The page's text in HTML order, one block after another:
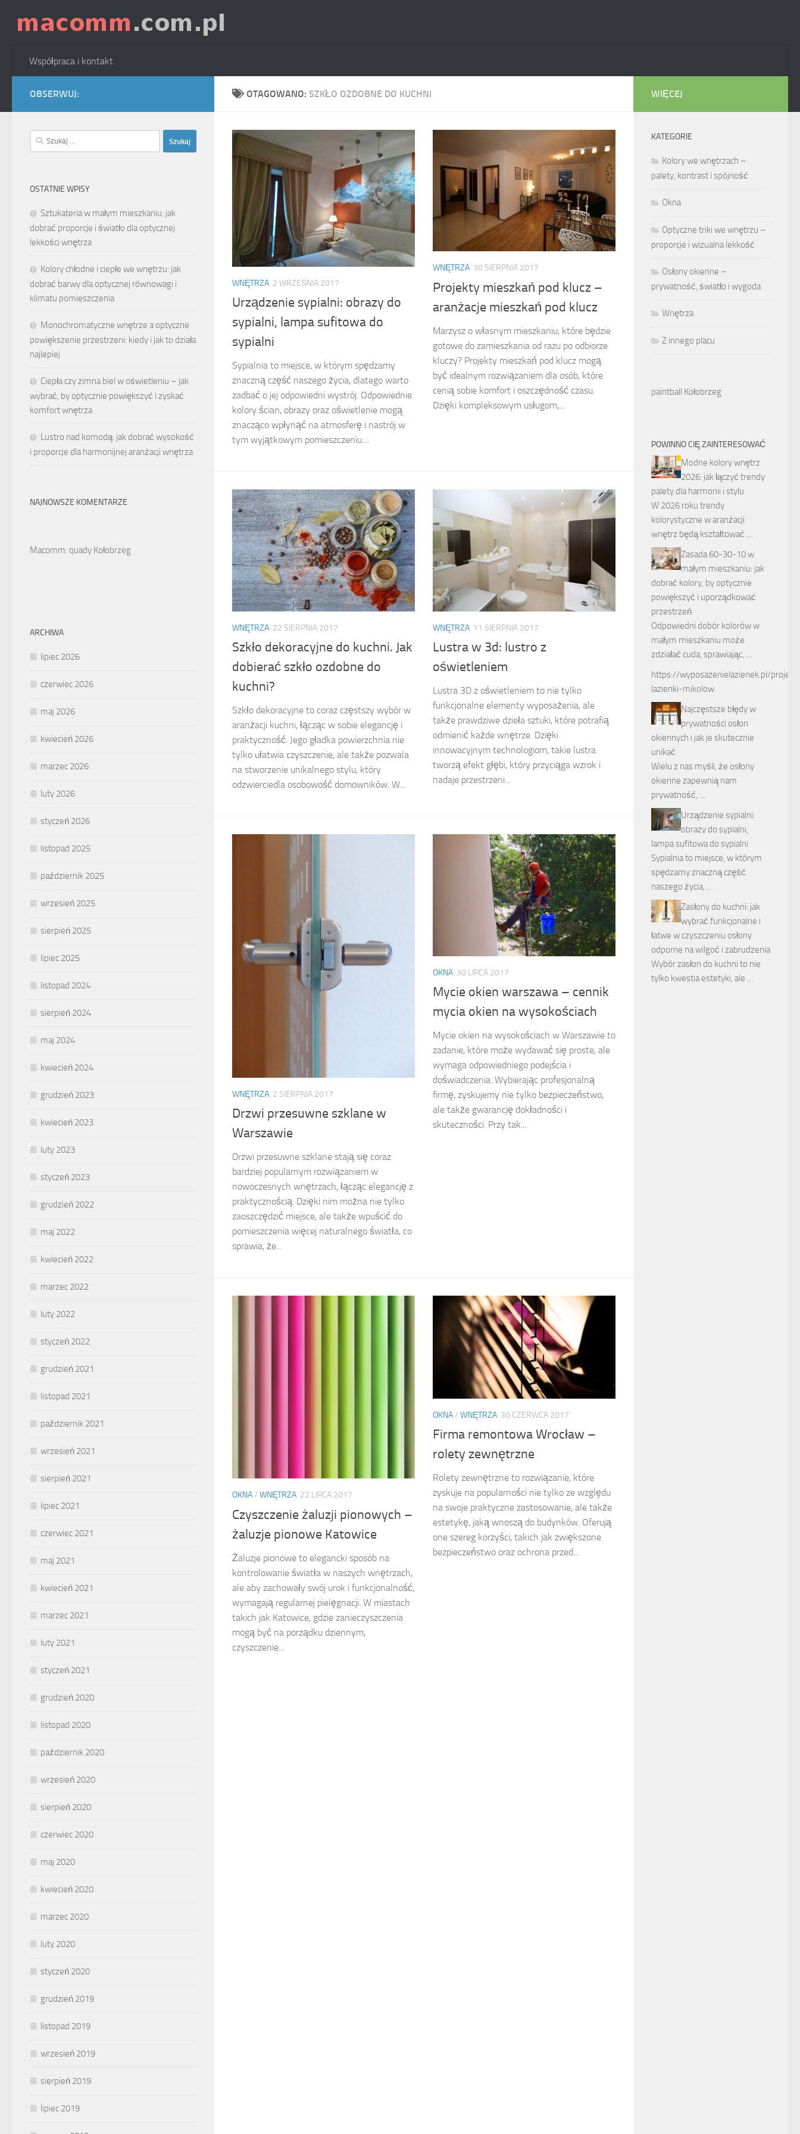
Skip to content
Współpraca i kontakt
OTAGOWANO: SZKŁO OZDOBNE DO KUCHNI
WNĘTRZA 2 WRZEŚNIA 2017
Urządzenie sypialni: obrazy do
sypialni, lampa sufitowa do
sypialni
Sypialnia to miejsce, w którym spędzamy
znaczną część naszego życia, dlatego warto
zadbać o jej odpowiedni wystrój. Odpowiednie
kolory ścian, obrazy oraz oświetlenie mogą
znacząco wpłynąć na atmosferę i nastrój w
tym wyjątkowym pomieszczeniu....
WNĘTRZA 30 SIERPNIA 2017
Projekty mieszkań pod klucz –
aranżacje mieszkań pod klucz
Marzysz o własnym mieszkaniu, które będzie
gotowe do zamieszkania od razu po odbiorze
kluczy? Projekty mieszkań pod klucz mogą
być idealnym rozwiązaniem dla osób, które
cenią sobie komfort i oszczędność czasu.
Dzięki kompleksowym usługom,...
WNĘTRZA 22 SIERPNIA 2017
Szkło dekoracyjne do kuchni. Jak
dobierać szkło ozdobne do
kuchni?
Szkło dekoracyjne to coraz częstszy wybór w
aranżacji kuchni, łącząc w sobie elegancję i
praktyczność. Jego gładka powierzchnia nie
tylko ułatwia czyszczenie, ale także pozwala
na stworzenie unikalnego stylu, który
odzwierciedla osobowość domowników. W...
WNĘTRZA 11 SIERPNIA 2017
Lustra w 3d: lustro z
oświetleniem
Lustra 3D z oświetleniem to nie tylko
funkcjonalne elementy wyposażenia, ale
także prawdziwe dzieła sztuki, które potrafią
odmienić każde wnętrze. Dzięki
innowacyjnym technologiom, takie lustra
tworzą efekt głębi, który przyciąga wzrok i
nadaje przestrzeni...
WNĘTRZA 2 SIERPNIA 2017
Drzwi przesuwne szklane w
Warszawie
Drzwi przesuwne szklane stają się coraz
bardziej popularnym rozwiązaniem w
nowoczesnych wnętrzach, łącząc elegancję z
praktycznością. Dzięki nim można nie tylko
zaoszczędzić miejsce, ale także wpuścić do
pomieszczenia więcej naturalnego światła, co
sprawia, że...
OKNA 30 LIPCA 2017
Mycie okien warszawa – cennik
mycia okien na wysokościach
Mycie okien na wysokościach w Warszawie to
zadanie, które może wydawać się proste, ale
wymaga odpowiedniego podejścia i
doświadczenia. Wybierając profesjonalną
firmę, zyskujemy nie tylko bezpieczeństwo,
ale także gwarancję dokładności i
skuteczności. Przy tak...
OKNA/ WNĘTRZA 22 LIPCA 2017
Czyszczenie żaluzji pionowych –
żaluzje pionowe Katowice
Żaluzje pionowe to elegancki sposób na
kontrolowanie światła w naszych wnętrzach,
ale aby zachowały swój urok i funkcjonalność,
wymagają regularnej pielęgnacji. W miastach
takich jak Katowice, gdzie zanieczyszczenia
mogą być na porządku dziennym,
czyszczenie...
OKNA/ WNĘTRZA 30 CZERWCA 2017
Firma remontowa Wrocław –
rolety zewnętrzne
Rolety zewnętrzne to rozwiązanie, które
zyskuje na popularności nie tylko ze względu
na swoje praktyczne zastosowanie, ale także
estetykę, jaką wnoszą do budynków. Oferują
one szereg korzyści, takich jak zwiększone
bezpieczeństwo oraz ochrona przed...
OBSERWUJ:
Szukaj:
OSTATNIE WPISY
Sztukateria w małym mieszkaniu: jak
dobrać proporcje i światło dla optycznej
lekkości wnętrza
Kolory chłodne i ciepłe we wnętrzu: jak
dobrać barwy dla optycznej równowagi i
klimatu pomieszczenia
Monochromatyczne wnętrze a optyczne
powiększenie przestrzeni: kiedy i jak to działa
najlepiej
Ciepła czy zimna biel w oświetleniu – jak
wybrać, by optycznie powiększyć i zyskać
komfort wnętrza
Lustro nad komodą: jak dobrać wysokość
i proporcje dla harmonijnej aranżacji wnętrza
NAJNOWSZE KOMENTARZE
Macomm: quady Kołobrzeg
ARCHIWA
lipiec 2026
czerwiec 2026
maj 2026
kwiecień 2026
marzec 2026
luty 2026
styczeń 2026
listopad 2025
październik 2025
wrzesień 2025
sierpień 2025
lipiec 2025
listopad 2024
sierpień 2024
maj 2024
kwiecień 2024
grudzień 2023
kwiecień 2023
luty 2023
styczeń 2023
grudzień 2022
maj 2022
kwiecień 2022
marzec 2022
luty 2022
styczeń 2022
grudzień 2021
listopad 2021
październik 2021
wrzesień 2021
sierpień 2021
lipiec 2021
czerwiec 2021
maj 2021
kwiecień 2021
marzec 2021
luty 2021
styczeń 2021
grudzień 2020
listopad 2020
październik 2020
wrzesień 2020
sierpień 2020
czerwiec 2020
maj 2020
kwiecień 2020
marzec 2020
luty 2020
styczeń 2020
grudzień 2019
listopad 2019
wrzesień 2019
sierpień 2019
lipiec 2019
WIĘCEJ
KATEGORIE
Kolory we wnętrzach –
palety, kontrast i spójność
Okna
Optyczne triki we wnętrzu –
proporcje i wizualna lekkość
Osłony okienne –
prywatność, światło i wygoda
Wnętrza
Z innego placu
paintball Kołobrzeg
POWINNO CIĘ ZAINTERESOWAĆ
Modne kolory wnętrz
2026: jak łączyć trendy
palety dla harmonii i stylu
W 2026 roku trendy
kolorystyczne w aranżacji
wnętrz będą kształtować …
Zasada 60-30-10 w
małym mieszkaniu: jak
dobrać kolory, by optycznie
powiększyć i uporządkować
przestrzeń
Odpowiedni dobór kolorów w
małym mieszkaniu może
zdziałać cuda, sprawiając, …
https://wyposazenielazienek.pl/
lazienki-mikolow
Najczęstsze błędy w
prywatności osłon
okiennych i jak je skutecznie
unikać
Wielu z nas myśli, że osłony
okienne zapewnią nam
prywatność, …
Urządzenie sypialni:
obrazy do sypialni,
lampa sufitowa do sypialni
Sypialnia to miejsce, w którym
spędzamy znaczną część
naszego życia, …
Zasłony do kuchni: jak
wybrać funkcjonalne i
łatwe w czyszczeniu osłony
odporne na wilgoć i zabrudzenia
Wybór zasłon do kuchni to nie
tylko kwestia estetyki, ale …